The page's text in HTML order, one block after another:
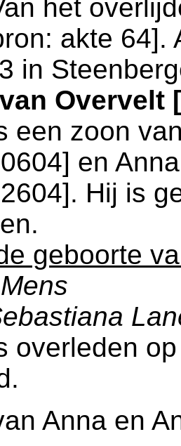
het
akte 64].
in
Overvelt
een zoon
en
Hij is
.
geboorte
overleden
Anna en